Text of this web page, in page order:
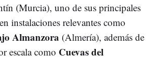
(Murcia), uno de sus principales
instalaciones relevantes como
Almanzora (Almería), además de
escala como Cuevas del